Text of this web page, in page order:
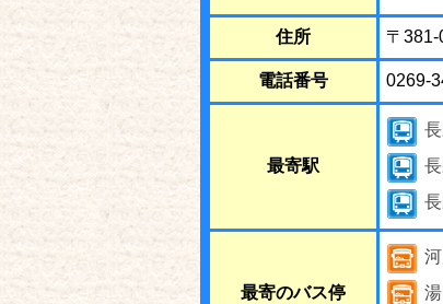
住所 〒
電話番号 0269-
最寄駅
最寄のバス停